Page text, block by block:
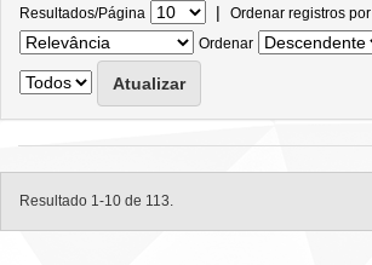
Resultados/Página | Ordenar registros por
Ordenar
Resultado 1-10 de 113.